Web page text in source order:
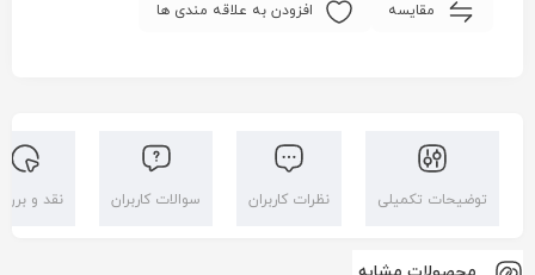
مقایسه افزودن به علاقه مندی ها
توضیحات تکمیلی نظرات کاربران سوالات کاربران نقد و